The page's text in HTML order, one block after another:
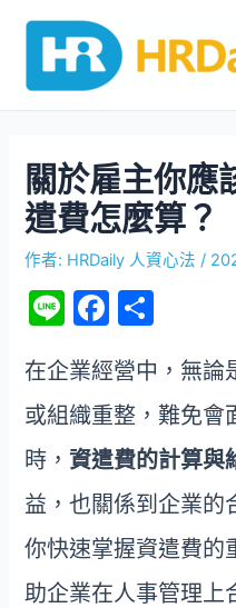
關於雇主你應
遣費怎麼算？
作者: HRDaily 人資心法/
Li
e
F
c
e
b
o
o
k
在企業經營中，無論
或組織重整，難免會
時， 資遣費的計算與
益，也關係到企業的
你快速掌握資遣費的
助企業在人事管理上
navigation